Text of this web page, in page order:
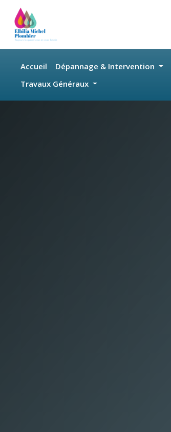
Skip to main content
Accueil Dépannage & Intervention
Travaux Généraux